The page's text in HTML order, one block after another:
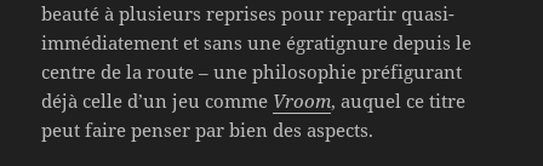
beauté à plusieurs reprises pour repartir quasi-
immédiatement et sans une égratignure depuis le
centre de la route – une philosophie préfigurant
déjà celle d’un jeu comme Vroom, auquel ce titre
peut faire penser par bien des aspects.